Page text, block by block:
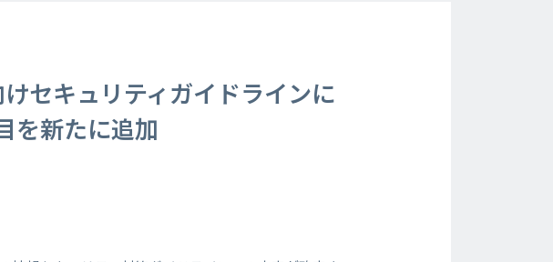
けセキュリティガイドラインに
を新たに追加